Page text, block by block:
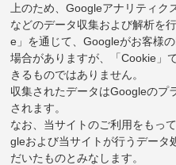
上のため、Googleアナリティ
などのデータ収集および解析を
e」を通じて、Googleがお客様
場合がありますが、「Cookie」
きるものではありません。
収集されたデータはGoogleのプ
されます。
なお、当サイトのご利用をもっ
gleおよび当サイトが行うデータ
だいたものとみなします。